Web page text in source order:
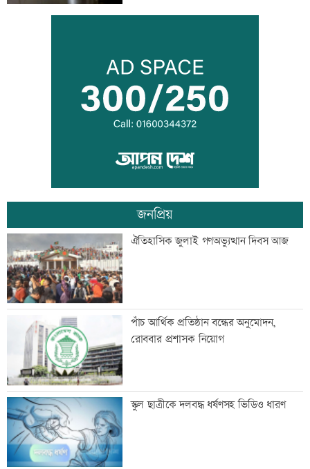
সীমান্তে বিএসএফের গুলিতে বাংলাদেশি যুবক
নিহত
৪০ ঘণ্টা পর ঢাকার পথে বিমানের ফ্লাইট
তিনজনকে পুশইনের চেষ্টা বিএসএফের,
প্রতিহত করল বিজিবি
এসএসসির ফলাফল সোমবার, যেভাবে পাবে
পরীক্ষার্থীরা
সিঙ্গাপুর গেলেন পররাষ্ট্র প্রতিমন্ত্রী
জনপ্রিয়
ঐতিহাসিক জুলাই গণঅভ্যুত্থান দিবস আজ
পাঁচ আর্থিক প্রতিষ্ঠান বন্ধের অনুমোদন,
রোববার প্রশাসক নিয়োগ
স্কুল ছাত্রীকে দলবদ্ধ ধর্ষণসহ ভিডিও ধারণ